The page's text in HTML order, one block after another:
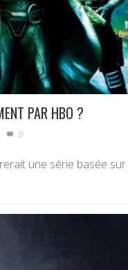
PAR HBO ?
0
une série basée sur